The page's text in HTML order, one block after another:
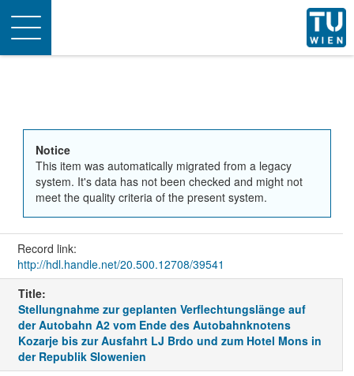
Toggle
navigation
Notice
This item was automatically migrated from a legacy
system. It's data has not been checked and might not
meet the quality criteria of the present system.
Record link:
http://hdl.handle.net/20.500.12708/39541
Title:
Stellungnahme zur geplanten Verflechtungslänge auf
der Autobahn A2 vom Ende des Autobahnknotens
Kozarje bis zur Ausfahrt LJ Brdo und zum Hotel Mons in
der Republik Slowenien